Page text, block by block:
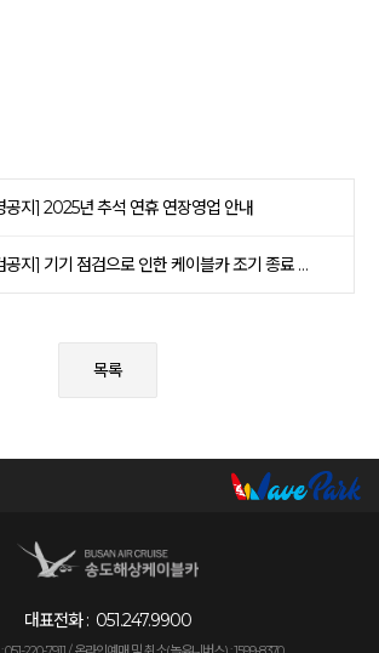
공지] 2025년 추석 연휴 연장영업 안내
[점검공지] 기기 점검으로 인한 케이블카 조기 종료 안내
목록
대표전화 : 051.247.9900